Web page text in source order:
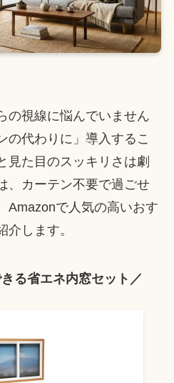
の視線に悩んでいません
の代わりに」導入するこ
見た目のスッキリさは劇
、カーテン不要で過ごせ
Amazonで人気の高いおす
します。
る省エネ内窓セット／